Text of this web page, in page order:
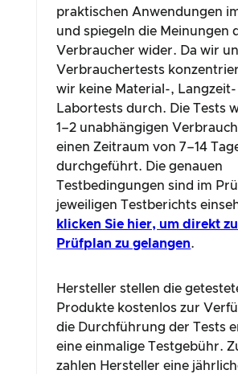
praktischen Anwendungen
und spiegeln die Meinungen
Verbraucher wider. Da wir
Verbrauchertests
wir keine Material-,
Labortests durch. Die Tests
1–2 unabhängigen
einen Zeitraum von 7–14
durchgeführt. Die genauen
Testbedingungen sind im
jeweiligen Testberichts
klicken Sie hier, um direkt
Prüfplan zu gelangen.
Hersteller stellen die
Produkte kostenlos zur
die Durchführung der Tests
eine einmalige Testgebühr.
zahlen Hersteller eine